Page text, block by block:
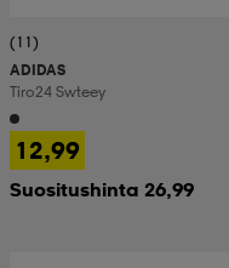
(11)
ADIDAS
Tiro24 Swteey
12,99
Suositushinta 26,99